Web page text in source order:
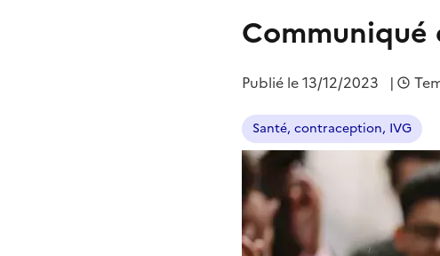
Communiqué
Publié le13/12/2023 |
Santé, contraception, IVG